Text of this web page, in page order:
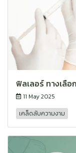
ฟิลเลอร์ ทางเลือ
11 May 2025
เคล็ดลับความงาม